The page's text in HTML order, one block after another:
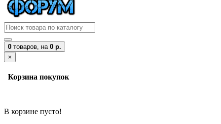
0 товаров, на 0 р.
×
Корзина покупок
В корзине пусто!